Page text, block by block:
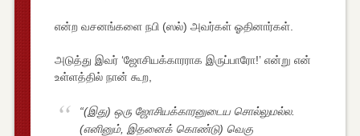
என்ற வசனங்களை நபி (ஸல்) அவர்கள் ஓதினார்கள்.
அடுத்து இவர் ‘ஜோசியக்காரராக இருப்பாரோ!’ என்று என்
உள்ளத்தில் நான் கூற,
“(இது) ஒரு ஜோசியக்காரனுடைய சொல்லுமல்ல.
(எனினும், இதனைக் கொண்டு) வெகு